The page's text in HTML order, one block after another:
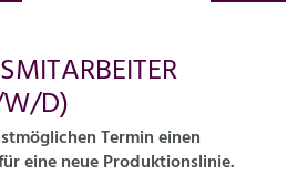
D)
Termin einen
eine neue Produktionslinie.